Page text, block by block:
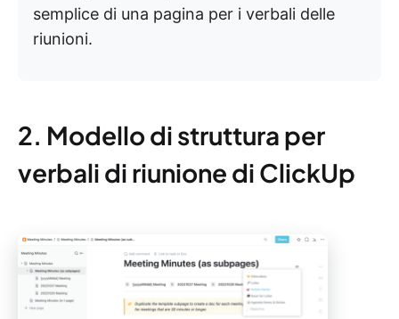
semplice di una pagina per i verbali delle
riunioni.
2. Modello di struttura per
verbali di riunione di ClickUp